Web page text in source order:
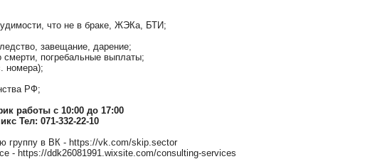
что не в браке, ЖЭКа, БТИ;
завещание, дарение;
погребальные выплаты;
номера);
РФ;
работы с 10:00 до 17:00
Тел: 071-332-22-10
группу в ВК - https://vk.com/skip.sector
- https://ddk26081991.wixsite.com/consulting-services